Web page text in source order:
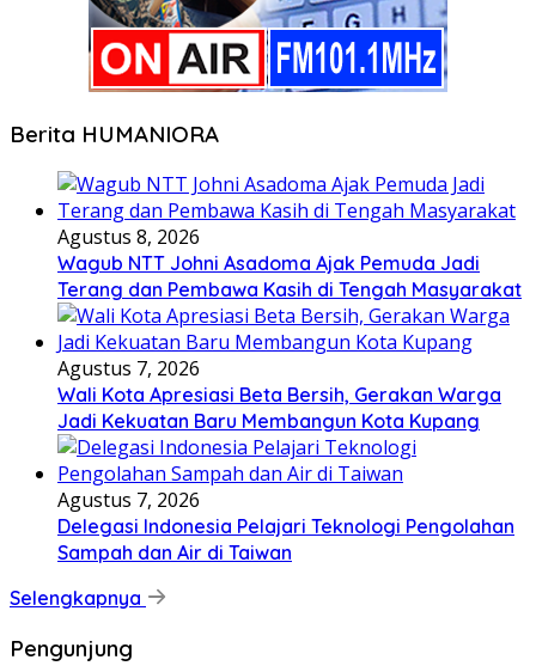
Berita HUMANIORA
Agustus 8, 2026
Wagub NTT Johni Asadoma Ajak Pemuda Jadi
Terang dan Pembawa Kasih di Tengah Masyarakat
Agustus 7, 2026
Wali Kota Apresiasi Beta Bersih, Gerakan Warga
Jadi Kekuatan Baru Membangun Kota Kupang
Agustus 7, 2026
Delegasi Indonesia Pelajari Teknologi Pengolahan
Sampah dan Air di Taiwan
Selengkapnya
Pengunjung